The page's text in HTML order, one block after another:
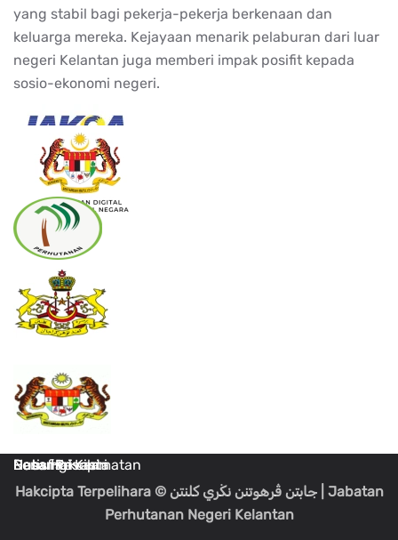
yang stabil bagi pekerja-pekerja berkenaan dan
keluarga mereka. Kejayaan menarik pelaburan dari luar
negeri Kelantan juga memberi impak posifit kepada
sosio-ekonomi negeri.
Dasar Keselamatan
Dasar Privasi
Penafian
Notis Hakcipta
Hubungi Kami
Hakcipta Terpelihara
© جابتن ڤرهوتنن نڬري كلنتن| Jabatan
Perhutanan Negeri Kelantan